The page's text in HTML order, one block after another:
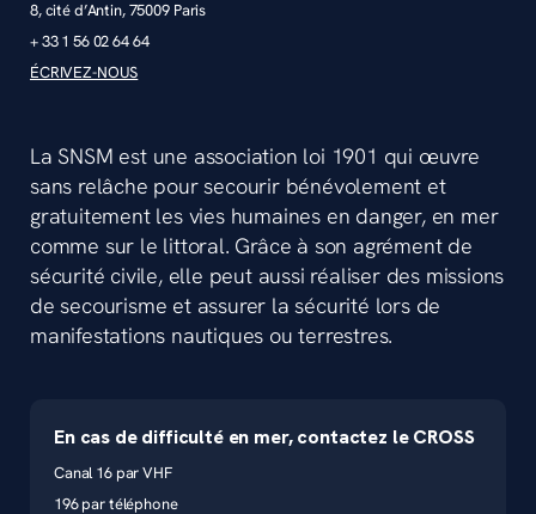
8, cité d’Antin, 75009 Paris
+ 33 1 56 02 64 64
ÉCRIVEZ-NOUS
La SNSM est une association loi 1901 qui œuvre
sans relâche pour secourir bénévolement et
gratuitement les vies humaines en danger, en mer
comme sur le littoral. Grâce à son agrément de
sécurité civile, elle peut aussi réaliser des missions
de secourisme et assurer la sécurité lors de
manifestations nautiques ou terrestres.
En cas de difficulté en mer, contactez le CROSS
Canal 16 par VHF
196 par téléphone